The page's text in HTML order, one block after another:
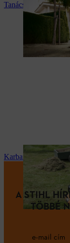
Tanácsadás és
Karbantartás és
A STIHL
TÖBBÉ
e-mail cím